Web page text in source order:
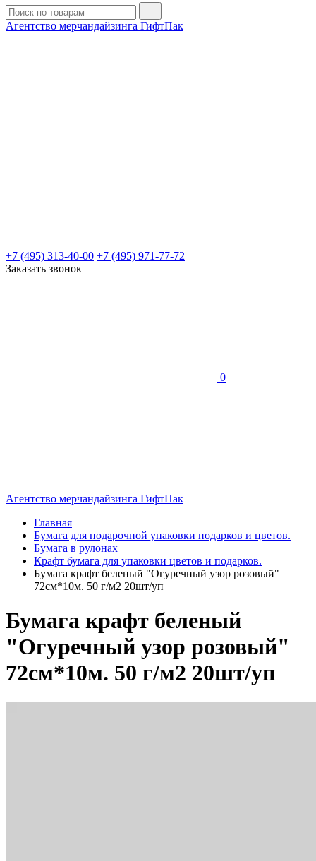
Агентство мерчандайзинга ГифтПак
+7 (495) 313-40-00 +7 (495) 971-77-72
Заказать звонок
0
Агентство мерчандайзинга ГифтПак
Главная
Бумага для подарочной упаковки подарков и цветов.
Бумага в рулонах
Крафт бумага для упаковки цветов и подарков.
Бумага крафт беленый "Огуречный узор розовый"
72см*10м. 50 г/м2 20шт/уп
Бумага крафт беленый
"Огуречный узор розовый"
72см*10м. 50 г/м2 20шт/уп